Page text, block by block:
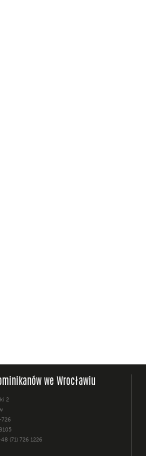
we Wrocławiu
2
726
(71) 726 1226